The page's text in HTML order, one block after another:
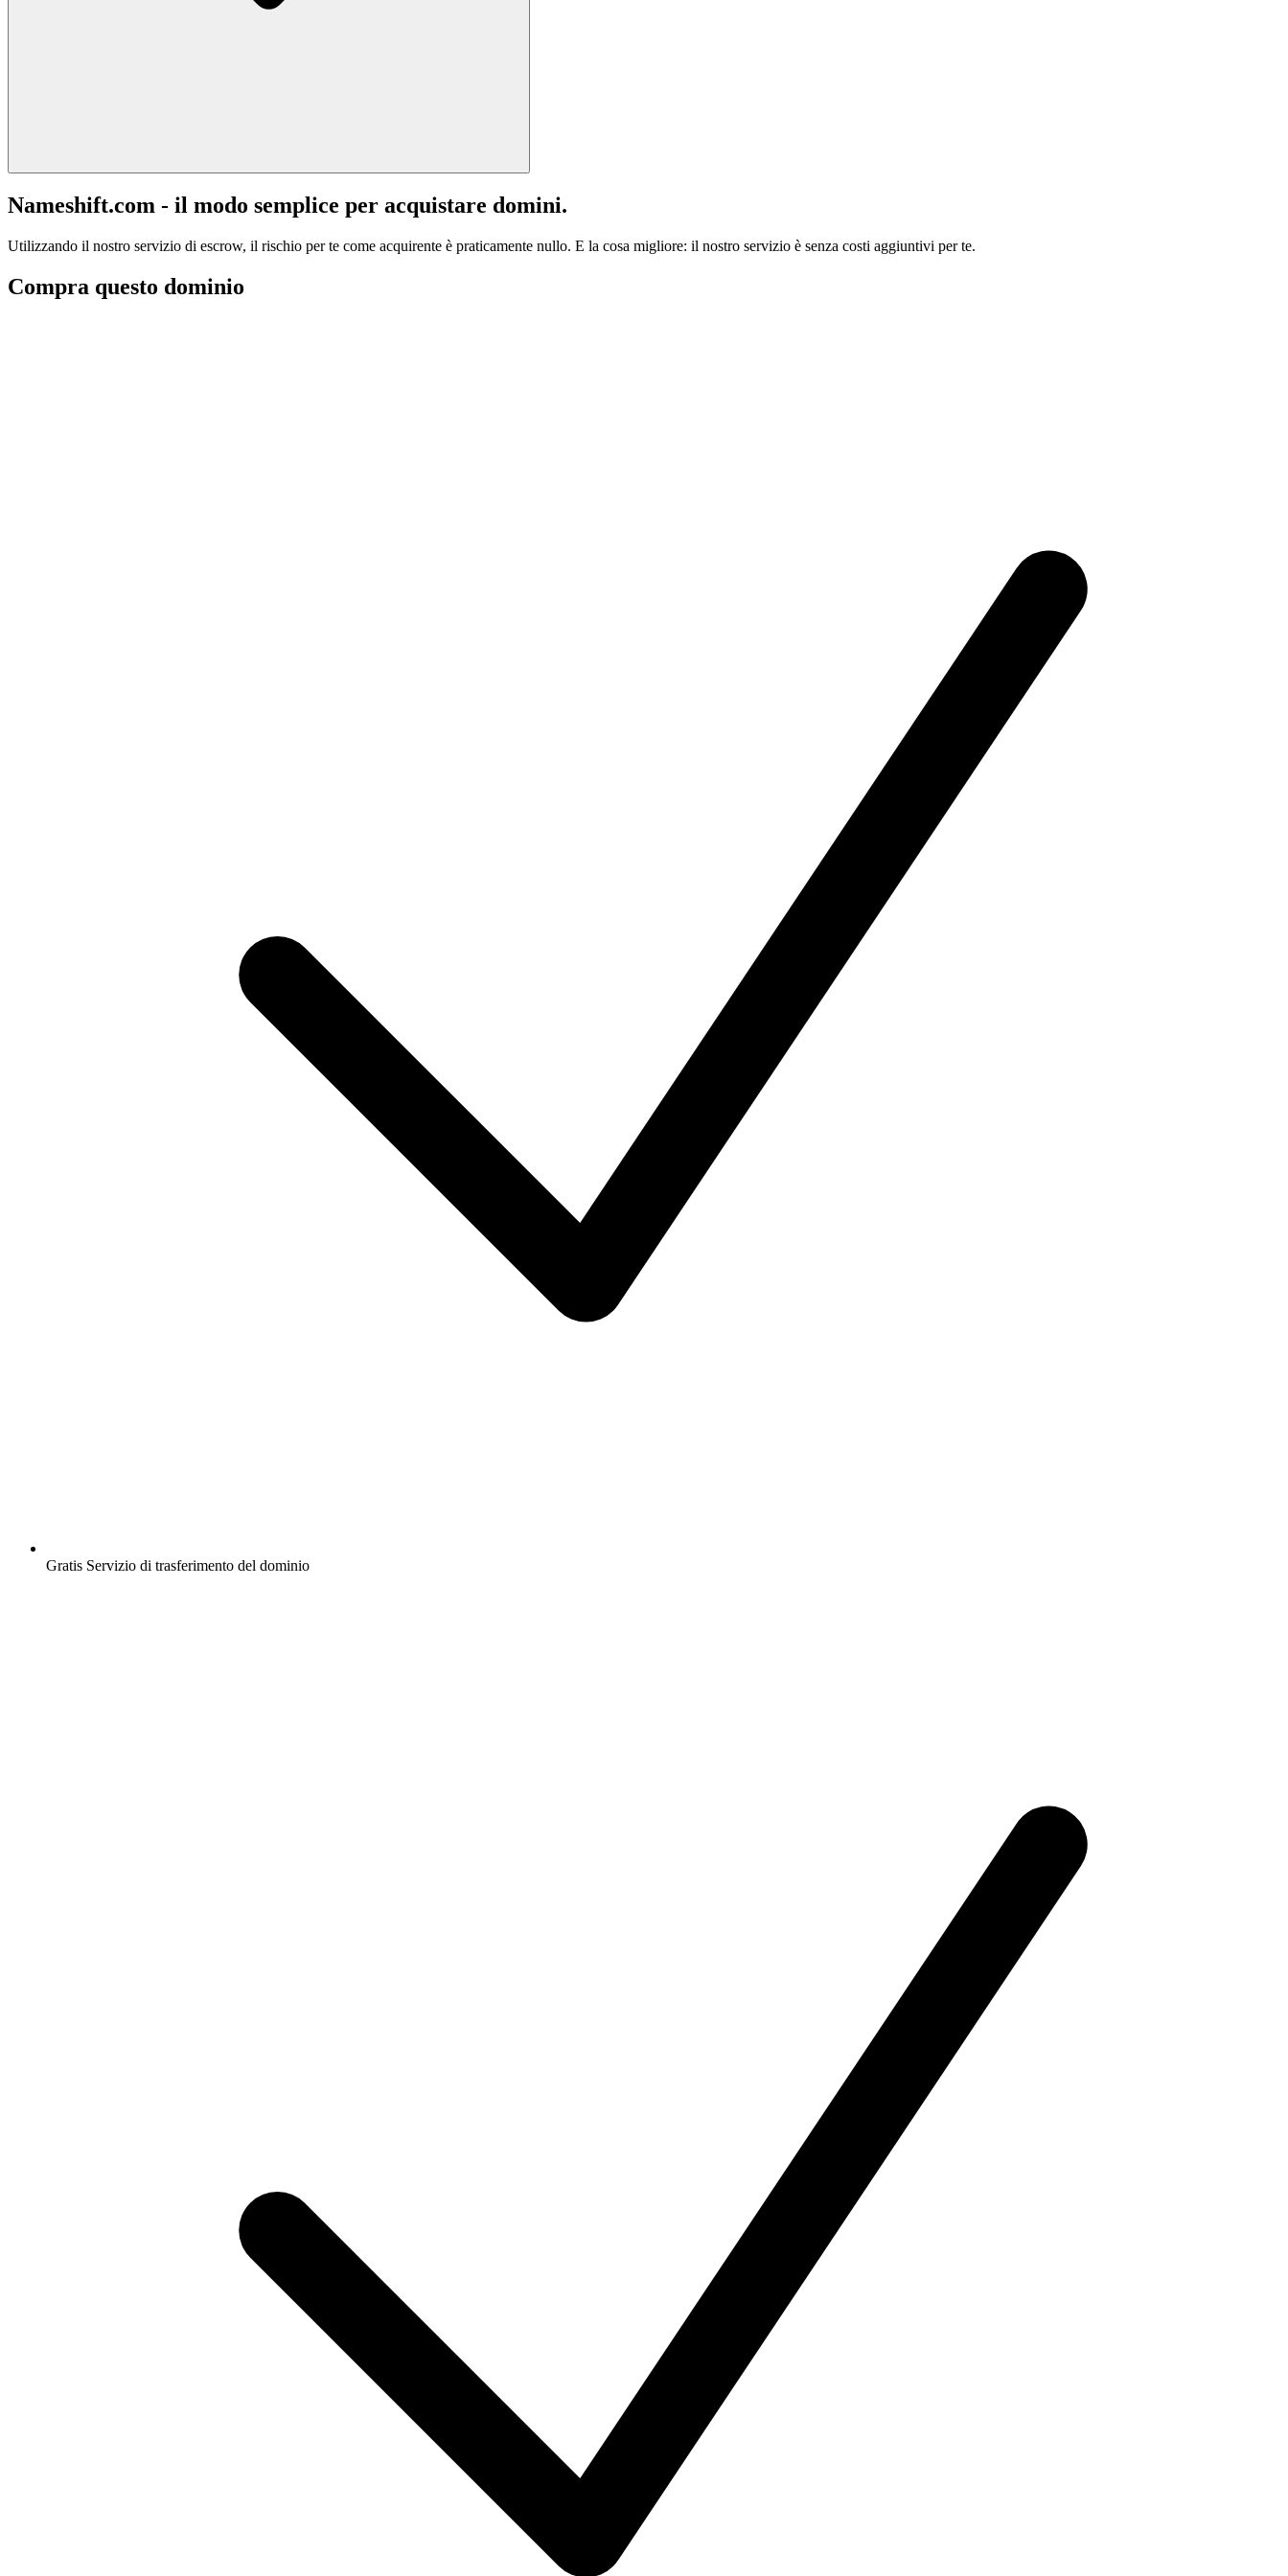
Nameshift.com - il modo semplice per acquistare domini.
Utilizzando il nostro servizio di escrow, il rischio per te come acquirente è praticamente nullo. E la cosa migliore: il nostro servizio è senza costi aggiuntivi per te.
Compra questo dominio
Gratis Servizio di trasferimento del dominio